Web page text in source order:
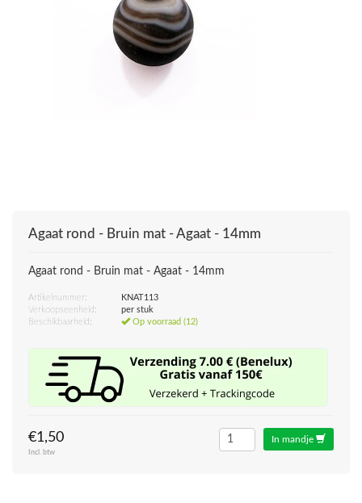
Agaat rond - Bruin mat - Agaat - 14mm
Agaat rond - Bruin mat - Agaat - 14mm
Artikelnummer:
KNAT113
Verkoopseenheid:
per stuk
Beschikbaarheid:
Op voorraad (12)
€1,50
Incl. btw
In mandje